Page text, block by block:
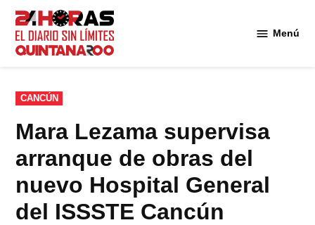
Saltar
contenido
Menú
PUBLICADO
EN
CANCÚN
Mara Lezama supervisa
arranque de obras del
nuevo Hospital General
del ISSSTE Cancún